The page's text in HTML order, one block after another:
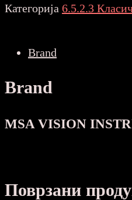
guitar
natural
количина
Категорија 6.5.2.3
Brand
Brand
MSA VISION
Поврзани